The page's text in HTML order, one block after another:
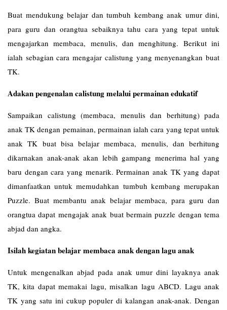
Buat mendukung belajar dan tumbuh kembang anak umur dini,
para guru dan orangtua sebaiknya tahu cara yang tepat untuk
mengajarkan membaca, menulis, dan menghitung. Berikut ini
ialah sebagian cara mengajar calistung yang menyenangkan buat
TK.
Adakan pengenalan calistung melalui permainan edukatif
Sampaikan calistung (membaca, menulis dan berhitung) pada
anak TK dengan pemainan, permainan ialah cara yang tepat untuk
anak TK buat bisa belajar membaca, menulis, dan berhitung
dikarnakan anak-anak akan lebih gampang menerima hal yang
baru dengan cara yang menarik. Permainan anak TK yang dapat
dimanfaatkan untuk memudahkan tumbuh kembang merupakan
Puzzle. Buat membantu anak belajar membaca, para guru dan
orangtua dapat mengajak anak buat bermain puzzle dengan tema
abjad dan angka.
Isilah kegiatan belajar membaca anak dengan lagu anak
Untuk mengenalkan abjad pada anak umur dini layaknya anak
TK, kita dapat memakai lagu, misalkan lagu ABCD. Lagu anak
TK yang satu ini cukup populer di kalangan anak-anak. Dengan